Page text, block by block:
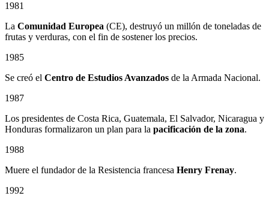
1981
La Comunidad Europea (CE), destruyó un millón de toneladas de
frutas y verduras, con el fin de sostener los precios.
1985
Se creó el Centro de Estudios Avanzados de la Armada Nacional.
1987
Los presidentes de Costa Rica, Guatemala, El Salvador, Nicaragua y
Honduras formalizaron un plan para la pacificación de la zona.
1988
Muere el fundador de la Resistencia francesa Henry Frenay.
1992